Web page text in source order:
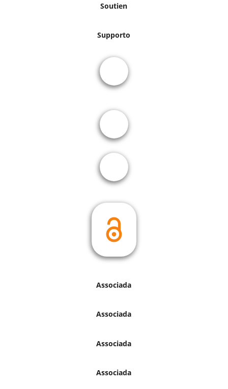
Soutien
Supporto
Associada
Associada
Associada
Associada